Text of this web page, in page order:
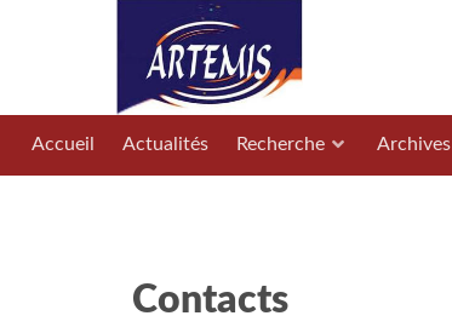
Accueil Actualités Recherche Archives
Contacts